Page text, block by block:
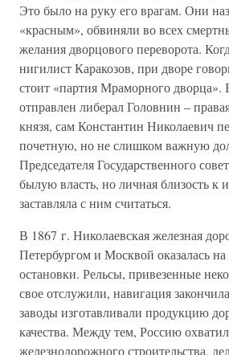
Это было на руку его врагам. Они
«красным», обвиняли во всех
желания дворцового переворота.
нигилист Каракозов, при дворе
стоит «партия Мраморного дворца».
отправлен либерал Головнин –
князя, сам Константин Николаевич
почетную, но не слишком важную
Председателя Государственного
былую власть, но личная близость к
заставляла с ним считаться.
В 1867 г. Николаевская железная
Петербургом и Москвой оказалась
остановки. Рельсы, привезенные
свое отслужили, навигация
заводы изготавливали продукцию
качества. Между тем, Россию
железнодорожного строительства,